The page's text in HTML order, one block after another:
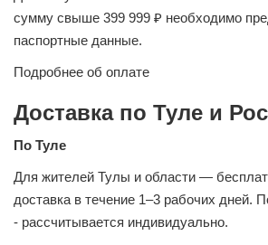
сумму свыше 399 999 ₽ необходимо
паспортные данные.
Подробнее об оплате
Доставка по Туле и
По Туле
Для жителей Тулы и области —
доставка в течение 1–3 рабочих дней.
- рассчитывается индивидуально.